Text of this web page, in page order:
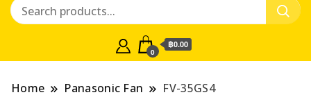
0
฿0.00
Home Panasonic Fan FV-35GS4